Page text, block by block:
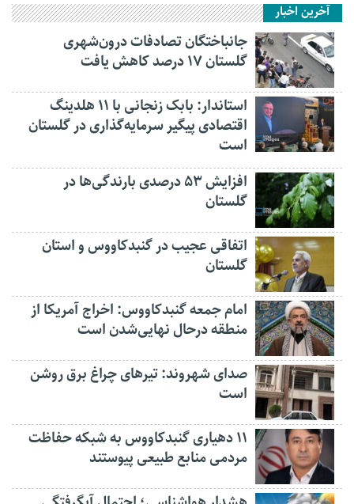
آخرین اخبار
جانباختگان تصادفات درون‌شهری
گلستان ۱۷ درصد کاهش یافت
استاندار: بابک زنجانی با ۱۱ هلدینگ
اقتصادی پیگیر سرمایه‌گذاری در گلستان
است
افزایش ۵۳ درصدی بارندگی‌ها در
گلستان
اتفاقی عجیب در‌ گنبدکاووس و استان
گلستان
امام جمعه گنبدکاووس: اخراج آمریکا از
منطقه درحال نهایی‌شدن است
صدای شهروند: تیرهای چراغ برق روشن
است
۱۱ دهیاری گنبدکاووس به شبکه حفاظت
مردمی منابع طبیعی پیوستند